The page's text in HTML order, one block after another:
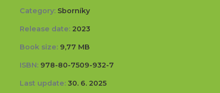
Category: Sborníky
Release date: 2023
Book size: 9,77 MB
ISBN: 978-80-7509-932-7
Last update: 30. 6. 2025